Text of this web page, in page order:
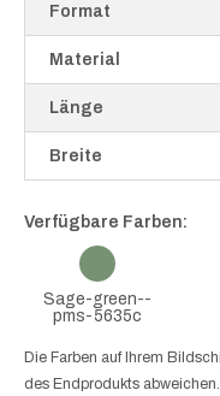
Format
Material
Länge
Breite
Verfügbare Farben:
Sage-green--
pms-5635c
Die Farben auf Ihrem
des Endprodukts abweichen.